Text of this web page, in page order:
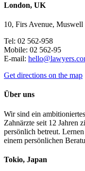
London, UK
10, Firs Avenue,
Tel: 02 562-958
Mobile: 02 562-95
E-mail:
Get directions on the map
Über uns
Wir sind ein
Zahnärzte seit 12 Jahren
persönlich betreut.
einem persönlichen
Tokio, Japan